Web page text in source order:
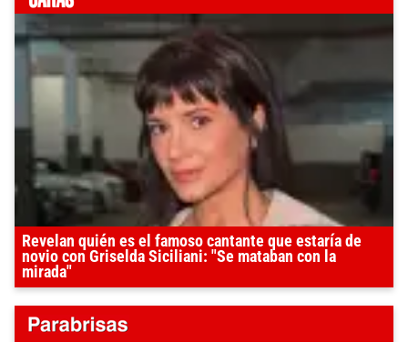
Revelan quién es el famoso cantante que estaría de
novio con Griselda Siciliani: "Se mataban con la
mirada"